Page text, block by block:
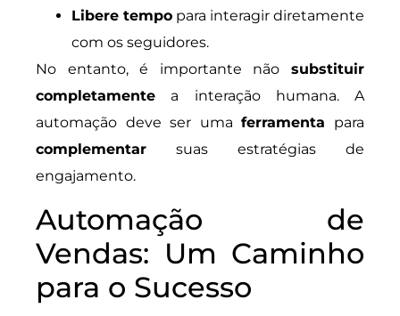
Libere tempo para interagir diretamente
com os seguidores.
No entanto, é importante não substituir
completamente a interação humana. A
automação deve ser umaferramenta para
complementar suas estratégias de
engajamento.
Automação de
Vendas: Um Caminho
para o Sucesso